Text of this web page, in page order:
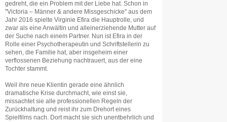
gedreht, die ein Problem mit der Liebe hat. Schon in
"Victoria – Männer & andere Missgeschicke" aus dem
Jahr 2016 spielte Virginie Efira die Hauptrolle, und
zwar als eine Anwältin und alleinerziehende Mutter auf
der Suche nach einem Partner. Nun ist Efira in der
Rolle einer Psychotherapeutin und Schriftstellerin zu
sehen, die Familie hat, aber insgeheim einer
verflossenen Beziehung nachtrauert, aus der eine
Tochter stammt.
Weil ihre neue Klientin gerade eine ähnlich
dramatische Krise durchmacht, wie einst sie,
missachtet sie alle professionellen Regeln der
Zurückhaltung und reist ihr zum Drehort eines
Spielfilms nach. Dort macht sie sich unentbehrlich und